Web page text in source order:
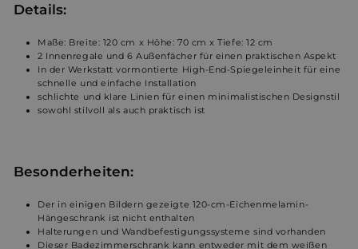
Details:
Maße: Breite: 120 cm x Höhe: 70 cm x Tiefe: 12 cm
2 Innenregale und 6 Außenfächer für einen praktischen Aspekt
In der Werkstatt vormontierte High-End-Spiegeleinheit für eine
schnelle und einfache Installation
schlichte und klare Linien für einen minimalistischen Designstil
sowohl stilvoll als auch praktisch ist
Besonderheiten:
Der in einigen Bildern gezeigte 120-cm-Eichenmelamin-
Hängeschrank ist nicht enthalten
Halterungen und Wandbefestigungssysteme sind vorhanden
Dieser Badezimmerschrank kann entweder mit dem weißen